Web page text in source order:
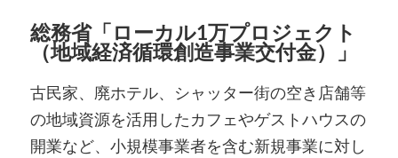
総務省「ローカル1万プロジェクト
（地域経済循環創造事業交付金）」
古民家、廃ホテル、シャッター街の空き店舗等
の地域資源を活用したカフェやゲストハウスの
開業など、小規模事業者を含む新規事業に対し